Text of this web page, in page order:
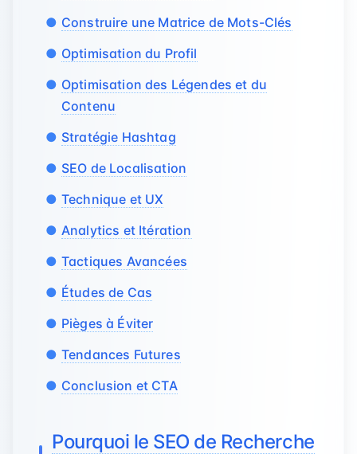
Construire une Matrice de Mots-Clés
Optimisation du Profil
Optimisation des Légendes et du
Contenu
Stratégie Hashtag
SEO de Localisation
Technique et UX
Analytics et Itération
Tactiques Avancées
Études de Cas
Pièges à Éviter
Tendances Futures
Conclusion et CTA
Pourquoi le SEO de Recherche